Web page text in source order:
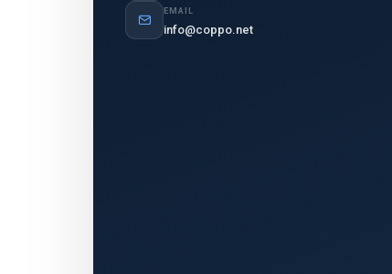
EMAIL
info@coppo.net